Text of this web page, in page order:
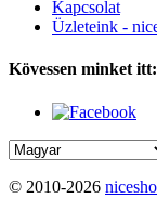
Kapcsolat
Üzleteink -
Kövessen minket itt:
© 2010-2026